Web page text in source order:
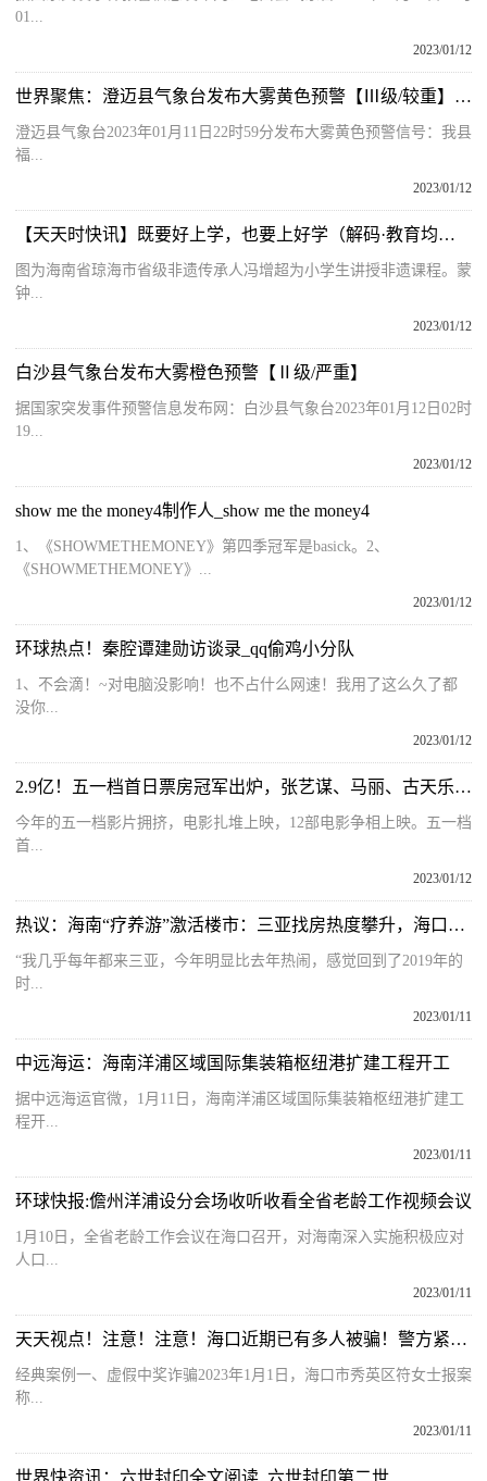
01...
2023/01/12
世界聚焦：澄迈县气象台发布大雾黄色预警【Ⅲ级/较重】【2023-01-11】
澄迈县气象台2023年01月11日22时59分发布大雾黄色预警信号：我县
福...
2023/01/12
【天天时快讯】既要好上学，也要上好学（解码·教育均衡发展）
图为海南省琼海市省级非遗传承人冯增超为小学生讲授非遗课程。蒙
钟...
2023/01/12
白沙县气象台发布大雾橙色预警【Ⅱ级/严重】
据国家突发事件预警信息发布网：白沙县气象台2023年01月12日02时
19...
2023/01/12
show me the money4制作人_show me the money4
1、《SHOWMETHEMONEY》第四季冠军是basick。2、
《SHOWMETHEMONEY》...
2023/01/12
环球热点！秦腔谭建勋访谈录_qq偷鸡小分队
1、不会滴！~对电脑没影响！也不占什么网速！我用了这么久了都
没你...
2023/01/12
2.9亿！五一档首日票房冠军出炉，张艺谋、马丽、古天乐只能垫底
今年的五一档影片拥挤，电影扎堆上映，12部电影争相上映。五一档
首...
2023/01/12
热议：海南“疗养游”激活楼市：三亚找房热度攀升，海口租赁市场活跃
“我几乎每年都来三亚，今年明显比去年热闹，感觉回到了2019年的
时...
2023/01/11
中远海运：海南洋浦区域国际集装箱枢纽港扩建工程开工
据中远海运官微，1月11日，海南洋浦区域国际集装箱枢纽港扩建工
程开...
2023/01/11
环球快报:儋州洋浦设分会场收听收看全省老龄工作视频会议
1月10日，全省老龄工作会议在海口召开，对海南深入实施积极应对
人口...
2023/01/11
天天视点！注意！注意！海口近期已有多人被骗！警方紧急提醒
经典案例一、虚假中奖诈骗2023年1月1日，海口市秀英区符女士报案
称...
2023/01/11
世界快资讯：六世封印全文阅读_六世封印第二世